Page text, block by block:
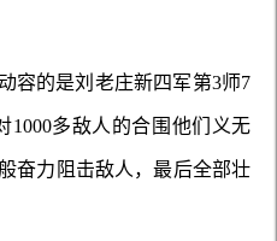
容的是刘老庄新四军第3师7
1000多敌人的合围他们义无
奋力阻击敌人，最后全部壮